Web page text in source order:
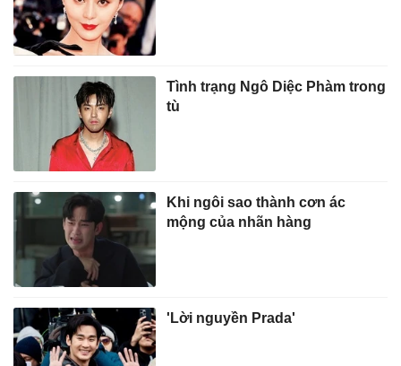
Tình trạng Ngô Diệc Phàm trong
tù
Khi ngôi sao thành cơn ác
mộng của nhãn hàng
'Lời nguyền Prada'